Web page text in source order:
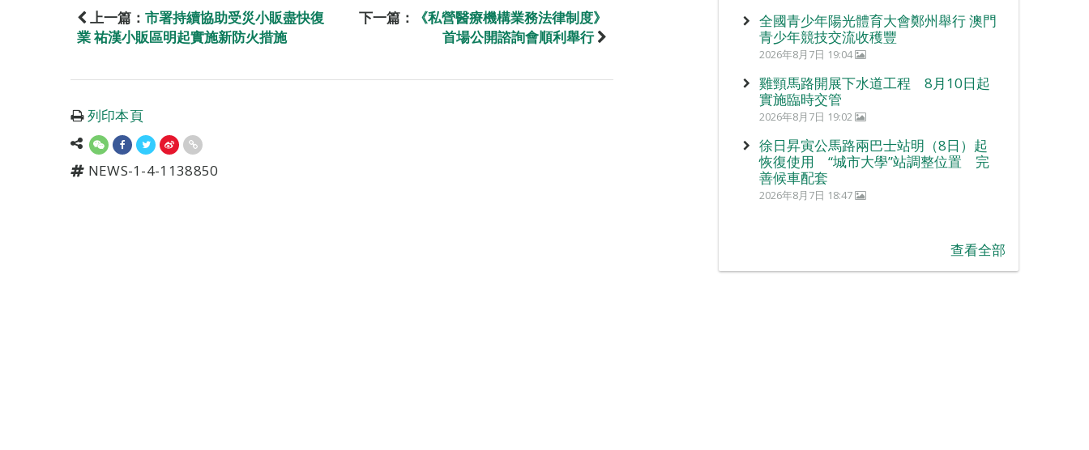
上一篇： 市署持續協助受災小販盡快復
業 祐漢小販區明起實施新防火措施
下一篇：
《私營醫療機構業務法律制度》
首場公開諮詢會順利舉行
列印本頁
NEWS-1-4-1138850
全國青少年陽光體育大會鄭州舉行 澳門
青少年競技交流收穫豐
2026年8月7日 19:04
雞頸馬路開展下水道工程 8月10日起
實施臨時交管
2026年8月7日 19:02
徐日昇寅公馬路兩巴士站明（8日）起
恢復使用 “城市大學”站調整位置 完
善候車配套
2026年8月7日 18:47
查看全部